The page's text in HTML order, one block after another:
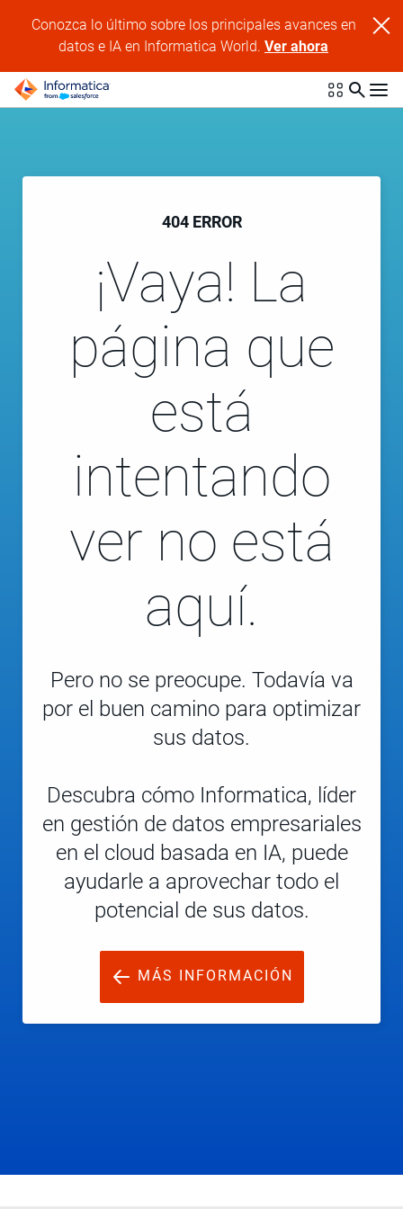
Conozca lo último sobre los principales avances en
datos e IA en Informatica World.Ver ahora
404 ERROR
¡Vaya! La
página que
está
intentando
ver no está
aquí.
Pero no se preocupe. Todavía va
por el buen camino para optimizar
sus datos.
Descubra cómo Informatica, líder
en gestión de datos empresariales
en el cloud basada en IA, puede
ayudarle a aprovechar todo el
potencial de sus datos.
MÁS INFORMACIÓN